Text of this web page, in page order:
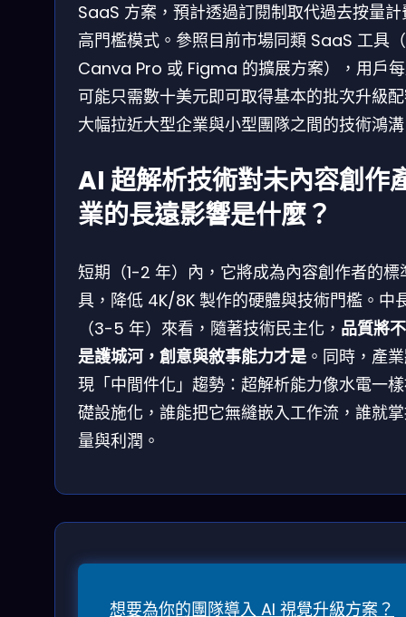
SaaS 方案，預計透過訂閱制取代過去按量計
高門檻模式。參照目前市場同類 SaaS 工具
Canva Pro 或 Figma 的擴展方案），用戶
可能只需數十美元即可取得基本的批次升級
大幅拉近大型企業與小型團隊之間的技術鴻
AI 超解析技術對未內容創作
業的長遠影響是什麼？
短期（1-2 年）內，它將成為內容創作者的標
具，降低 4K/8K 製作的硬體與技術門檻。中
（3-5 年）來看，隨著技術民主化， 品質將
是護城河，創意與敘事能力才是。同時，產
現「中間件化」趨勢：超解析能力像水電一
礎設施化，誰能把它無縫嵌入工作流，誰就
量與利潤。
想要為你的團隊導入 AI 視覺升級方案？